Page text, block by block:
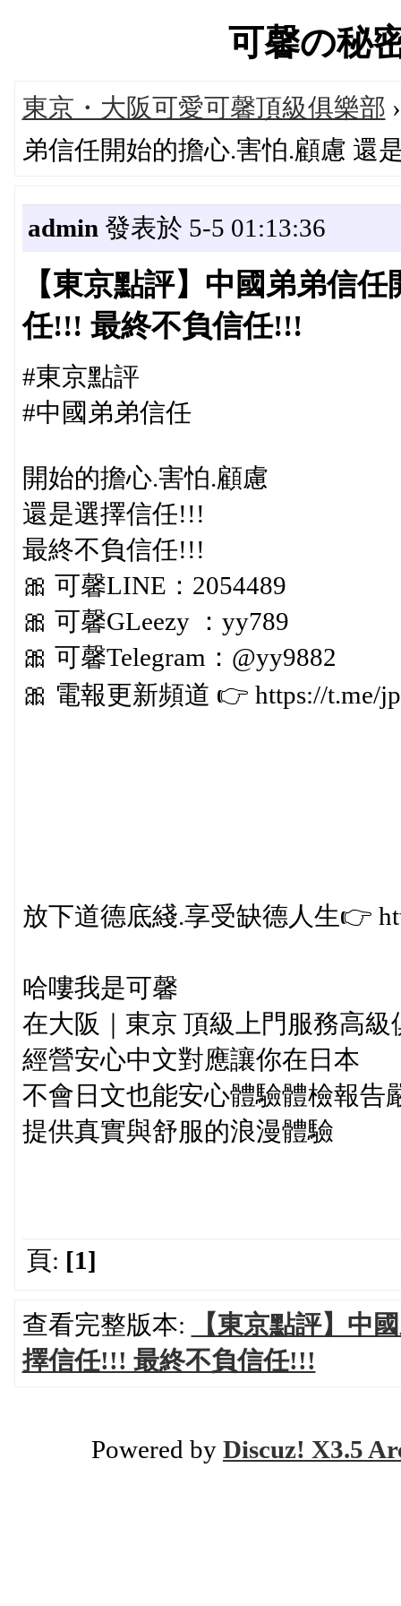
可馨の秘
東京・大阪可愛可馨頂級俱樂部
弟信任開始的擔心.害怕.顧慮 還
admin 發表於 5-5 01:13:36
【東京點評】中國弟弟信
任!!! 最終不負信任!!!
#東京點評
#中國弟弟信任
開始的擔心.害怕.顧慮
還是選擇信任!!!
最終不負信任!!!
🎀 可馨LINE：2054489
🎀 可馨GLeezy ：yy789
🎀 可馨Telegram：@yy9882
🎀 電報更新頻道 👉 https://t.me/
放下道德底綫.享受缺德人生👉
哈嘍我是可馨
在大阪｜東京 頂級上門服務高
經營安心中文對應讓你在日本
不會日文也能安心體驗體檢報告
提供真實與舒服的浪漫體驗
頁: [1]
查看完整版本:
【東京點評】中
擇信任!!! 最終不負信任!!!
Powered by Discuz! X3.5